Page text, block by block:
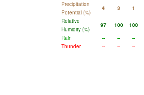
Precipitation
Potential (%)
4 3 1
Relative
Humidity (%)
97 100 100
Rain
-- -- --
Thunder
-- -- --